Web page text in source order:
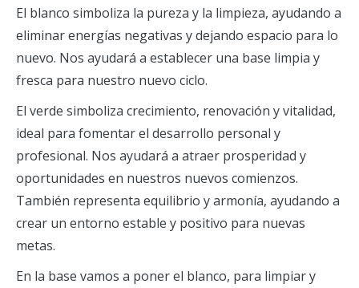
El blanco simboliza la pureza y la limpieza, ayudando a
eliminar energías negativas y dejando espacio para lo
nuevo. Nos ayudará a establecer una base limpia y
fresca para nuestro nuevo ciclo.
El verde simboliza crecimiento, renovación y vitalidad,
ideal para fomentar el desarrollo personal y
profesional. Nos ayudará a atraer prosperidad y
oportunidades en nuestros nuevos comienzos.
También representa equilibrio y armonía, ayudando a
crear un entorno estable y positivo para nuevas
metas.
En la base vamos a poner el blanco, para limpiar y